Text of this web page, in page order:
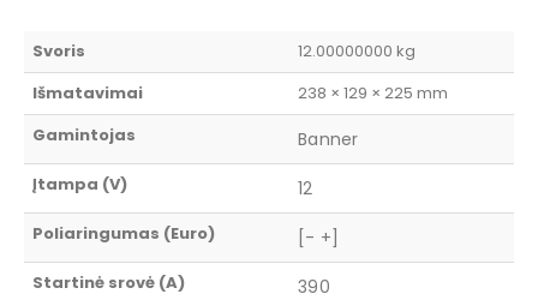
Svoris
12.00000000 kg
Išmatavimai
238 × 129 × 225 mm
Gamintojas
Banner
Įtampa (V) 12
Poliaringumas (Euro) [- +]
Startinė srovė (A) 390